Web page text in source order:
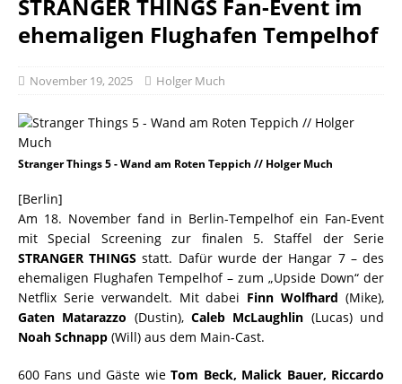
STRANGER THINGS Fan-Event im
ehemaligen Flughafen Tempelhof
November 19, 2025 Holger Much
Stranger Things 5 - Wand am Roten Teppich // Holger Much
[Berlin]
Am 18. November fand in Berlin-Tempelhof ein Fan-Event
mit Special Screening zur finalen 5. Staffel der Serie
STRANGER THINGS statt. Dafür wurde der Hangar 7 – des
ehemaligen Flughafen Tempelhof – zum „Upside Down“ der
Netflix Serie verwandelt. Mit dabei Finn Wolfhard (Mike),
Gaten Matarazzo (Dustin),Caleb McLaughlin (Lucas) und
Noah Schnapp (Will) aus dem Main-Cast.
600 Fans und Gäste wieTom Beck, Malick Bauer, Riccardo